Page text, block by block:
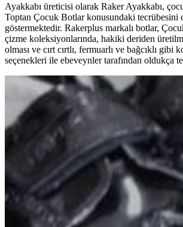
Ayakkabı üreticisi olarak Raker Ayakkabı,
Toptan Çocuk Botlar konusundaki tecrübesini
göstermektedir. Rakerplus markalı botlar,
çizme koleksiyonlarında, hakiki deriden
olması ve cırt cırtlı, fermuarlı ve bağcıklı gibi
seçenekleri ile ebeveynler tarafından oldukça